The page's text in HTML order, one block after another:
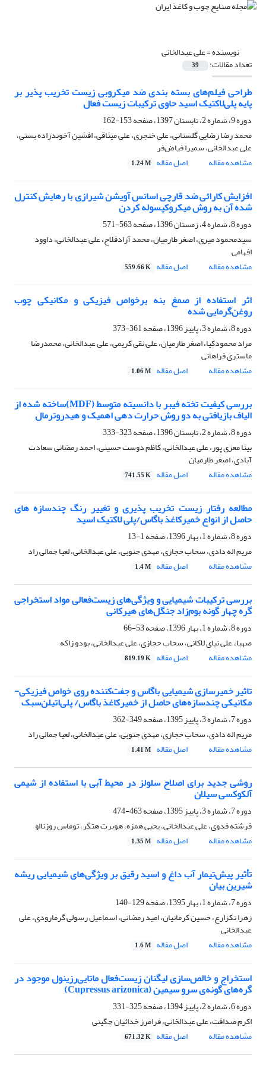
نویسنده =علی عبدالخانی
تعداد مقالات: 39
طراحی فیلم‌های بسته بندی ضد میکروبی زیست تخریب پذیر بر
پایه پلی‌لاکتیک اسید حاوی ترکیبات زیست فعال
دوره 9، شماره 2، تابستان 1397، صفحه
153-162
محمد رضا رضایی گلستانی، علی خنجری، علی میثاقی، افشین آخوندزاده بستی،
علی عبدالخانی، سمیرا فیاض‌فر
مشاهده مقاله
اصل مقاله 1.24 M
افزایش کارائی ضد قارچی اسانس آویشن شیرازی با رهایش کنترل
شده آن به روش میکروکپسوله کردن
دوره 8، شماره 4، زمستان 1396، صفحه
563-571
سیدمحمود میری، اصغر طارمیان، محمد آزادفلاح، علی عبدالخانی، داوود
افهامی
مشاهده مقاله
اصل مقاله 559.66 K
اثر استفاده از صمغ بنه برخواص فیزیکی و مکانیکی چوب
روغن‌گرمایی شده
دوره 8، شماره 3، پاییز 1396، صفحه
361-373
مراد محمودکیا، اصغر طارمیان، علی نقی کریمی، علی عبدالخانی، محمدرضا
ماستری فراهانی
مشاهده مقاله
اصل مقاله 1.06 M
بررسی کیفیت تخته فیبر با دانسیته متوسط (MDF)ساخته شده از
الیاف بازیافتی به دو روش حرارت دهی اهمیک و هیدروترمال
دوره 8، شماره 2، تابستان 1396، صفحه
323-333
بیتا معزی پور، علی عبدالخانی، کاظم دوست حسینی، احمد رمضانی سعادت
آبادی، اصغر طارمیان
مشاهده مقاله
اصل مقاله 741.55 K
مطالعه رفتار زیست تخریب پذیری و تغییر رنگ چندسازه های
حاصل از انواع خمیرکاغذ باگاس/پلی لاکتیک اسید
دوره 8، شماره 1، بهار 1396، صفحه
1-13
مریم اله دادی، سحاب حجازی، مهدی جنوبی، علی عبدالخانی، لعیا جمالی راد
مشاهده مقاله
اصل مقاله 1.4 M
بررسی ترکیبات شیمیایی و ویژگی‌های زیست‌فعالی مواد استخراجی
گره چهار گونه بوم‌زاد جنگل‌های هیرکانی
دوره 8، شماره 1، بهار 1396، صفحه
53-66
صهباء علی نیای لاکانی، سحاب حجازی، علی عبدالخانی، بودو زاکه
مشاهده مقاله
اصل مقاله 819.19 K
تاثیر خمیرسازی شیمیایی باگاس و جفت‌کننده روی خواص فیزیکی-
مکانیکی چندسازه‌های حاصل از خمیرکاغذ باگاس/ پلی‌اتیلن‌سبک
دوره 7، شماره 3، پاییز 1395، صفحه
349-362
مریم اله دادی، سحاب حجازی، مهدی جنوبی، علی عبدالخانی، لعیا جمالی راد
مشاهده مقاله
اصل مقاله 1.41 M
روشی جدید برای اصلاح سلولز در محیط آبی با استفاده از شیمی
آلکوکسی سیلان
دوره 7، شماره 3، پاییز 1395، صفحه
463-474
فرشته فدوی، علی عبدالخانی، یحیی همزه، هوبرت هتگر، توماس روزنااو
مشاهده مقاله
اصل مقاله 1.35 M
تأثیر پیش‌تیمار آب داغ و اسید رقیق بر ویژگی‌های شیمیایی ریشه
‌شیرین بیان
دوره 7، شماره 1، بهار 1395، صفحه
129-140
زهرا تکزارع، حسین کرمانیان، امید رمضانی، اسماعیل رسولی گرمارودی، علی
عبدالخانی
مشاهده مقاله
اصل مقاله 1.6 M
استخراج و خالص‌سازی لیگنان زیست‌فعال ماتایی‌رزینول موجود در
گره‌های گونه‌ی سرو سیمین (Cupressus arizonica)
دوره 6، شماره 2، پاییز 1394، صفحه
325-331
اکرم صداقت، علی عبدالخانی، فرامرز خدائیان چگینی
مشاهده مقاله
اصل مقاله 671.32 K